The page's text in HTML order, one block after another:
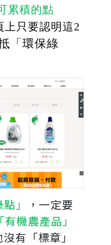
累積的點
上只要認明這2
「環保綠
」
，一定要
機農產品」
沒有「標章」